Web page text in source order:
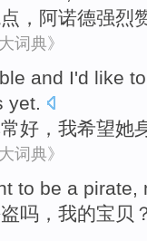
， 阿诺德强烈
词典》
and I'd like to
yet.
好， 我希望她
词典》
to be a pirate,
吗， 我的宝贝